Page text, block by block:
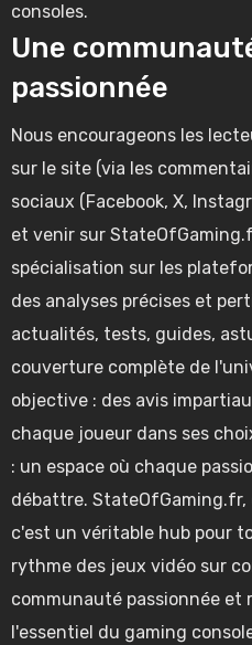
consoles.
Une
passionnée
Nous encourageons les
sur le site (via les
sociaux (Facebook, X,
et venir sur
spécialisation sur les
des analyses précises et
actualités, tests, guides,
couverture complète de
objective : des avis
chaque joueur dans ses
: un espace où chaque
débattre.
c'est un véritable hub pour
rythme des jeux vidéo sur
communauté passionnée et
l'essentiel du gaming